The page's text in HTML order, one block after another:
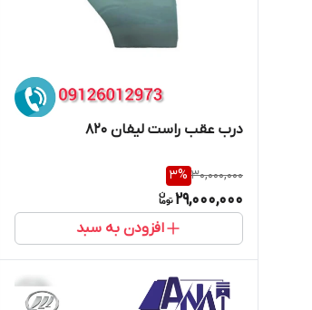
درب عقب راست لیفان 820
30,000,000
3%
29,000,000
افزودن به سبد